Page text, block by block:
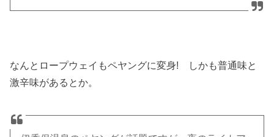
なんとロープウェイもペヤングに変身! しかも普通味と
激辛味があるとか。